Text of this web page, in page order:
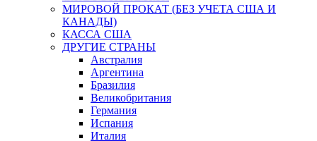
МИРОВОЙ ПРОКАТ (БЕЗ УЧЕТА США И
КАНАДЫ)
КАССА США
ДРУГИЕ СТРАНЫ
Австралия
Аргентина
Бразилия
Великобритания
Германия
Испания
Италия